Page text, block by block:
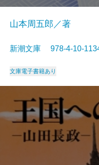
山本周五郎／著
新潮文庫 978-4-10-
文庫電子書籍あり